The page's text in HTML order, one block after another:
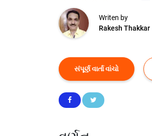
Writen by
Rakesh Thakkar
સંપૂર્ણ વાર્તા વાંચો